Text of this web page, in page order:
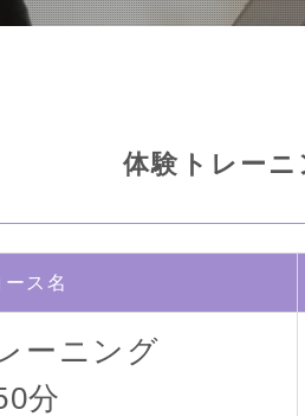
体験トレー
ース名
ーニング
分